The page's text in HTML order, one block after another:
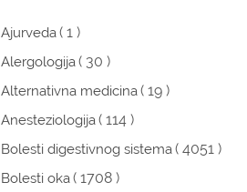
Ajurveda( 1 )
Alergologija( 30 )
Alternativna medicina( 19 )
Anesteziologija( 114 )
Bolesti digestivnog sistema( 4051 )
Bolesti oka( 1708 )